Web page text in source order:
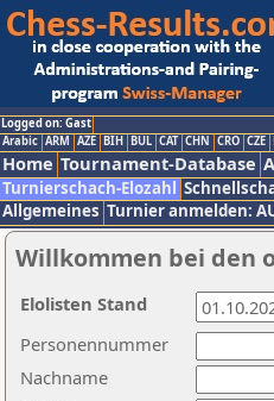
Logged on: Gast
Arabic ARM AZE BIH BUL CAT CHN CRO CZE
Home Tournament-Database
Turnierschach-Elozahl
Allgemeines Turnier anmelden:
Willkommen bei den
Nachname
Personennummer
Elolisten Stand